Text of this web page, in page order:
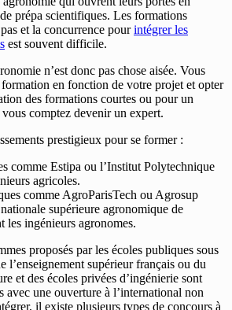
prépa scientifiques. Les formations
et la concurrence pourintégrer les
est souvent difficile.
n’est donc pas chose aisée. Vous
en fonction de votre projet et opter
des formations courtes ou pour un
comptez devenir un expert.
prestigieux pour se former :
comme Estipa ou l’Institut Polytechnique
agricoles.
comme AgroParisTech ou Agrosup
supérieure agronomique de
les ingénieurs agronomes.
proposés par les écoles publiques sous
l’enseignement supérieur français ou du
et des écoles privées d’ingénierie sont
avec une ouverture à l’international non
il existe plusieurs types de concours à